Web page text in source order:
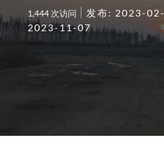
1,444 次访问 发布: 2023-
2023-11-07